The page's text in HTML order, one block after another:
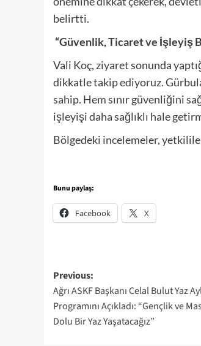
belirtti.
“Güvenlik, Ticaret ve İşleyiş
Vali Koç, ziyaret sonunda
dikkatle takip ediyoruz.
sahip. Hem sınır güvenliğini
işleyişi daha sağlıklı hale
Bölgedeki incelemeler,
Bunu paylaş:
Facebook X
Post
navigation
Previous:
Ağrı ASKF Başkanı Celal Bulut Yaz
Programını Açıkladı: “Gençlik ve
Dolu Bir Yaz Yaşatacağız”